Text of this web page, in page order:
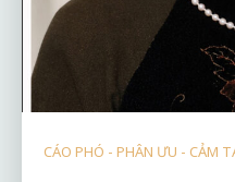
CÁO PHÓ - PHÂN ƯU - CẢM